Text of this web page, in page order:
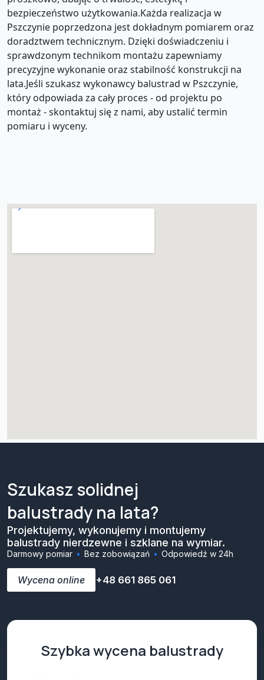
bezpieczeństwo użytkowania.Każda realizacja w
Pszczynie poprzedzona jest dokładnym pomiarem oraz
doradztwem technicznym. Dzięki doświadczeniu i
sprawdzonym technikom montażu zapewniamy
precyzyjne wykonanie oraz stabilność konstrukcji na
lata.Jeśli szukasz wykonawcy balustrad w Pszczynie,
który odpowiada za cały proces - od projektu po
montaż - skontaktuj się z nami, aby ustalić termin
pomiaru i wyceny.
Szukasz solidnej
balustrady na lata?
Projektujemy, wykonujemy i montujemy
balustrady nierdzewne i szklane na wymiar.
Darmowy pomiar Bez zobowiązań Odpowiedź w 24h
Wycena online +48 661 865 061
Szybka wycena balustrady